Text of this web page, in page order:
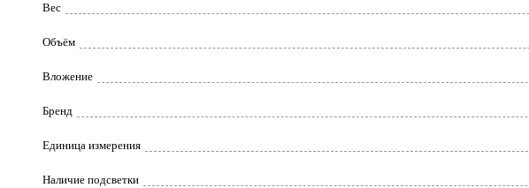
Вес
Объём
Вложение
Бренд
Единица измерения
Наличие подсветки